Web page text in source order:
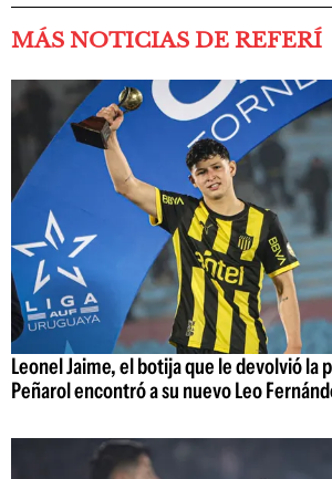
MÁS NOTICIAS DE REFERÍ
Leonel Jaime, el botija que le devolvió la
Peñarol encontró a su nuevo Leo